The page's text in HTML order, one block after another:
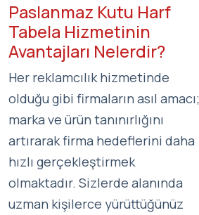
Paslanmaz Kutu Harf
Tabela Hizmetinin
Avantajları Nelerdir?
Her reklamcılık hizmetinde
olduğu gibi firmaların asıl amacı;
marka ve ürün tanınırlığını
artırarak firma hedeflerini daha
hızlı gerçekleştirmek
olmaktadır. Sizlerde alanında
uzman kişilerce yürüttüğünüz